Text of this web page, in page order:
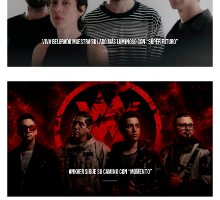
VIVA BELGRADO MUESTRA SU LADO MÁS LUMINOSO CON “SÚPER FUTURO”
ANKHER SIGUE SU CAMINO CON “MOMENTO”